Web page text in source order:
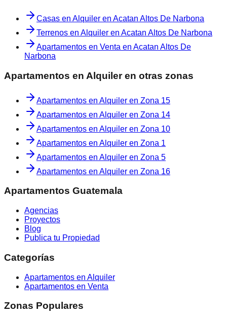
Casas en Alquiler en Acatan Altos De Narbona
Terrenos en Alquiler en Acatan Altos De Narbona
Apartamentos en Venta en Acatan Altos De
Narbona
Apartamentos en Alquileren otras zonas
Apartamentos en Alquiler en Zona 15
Apartamentos en Alquiler en Zona 14
Apartamentos en Alquiler en Zona 10
Apartamentos en Alquiler en Zona 1
Apartamentos en Alquiler en Zona 5
Apartamentos en Alquiler en Zona 16
Apartamentos Guatemala
Agencias
Proyectos
Blog
Publica tu Propiedad
Categorías
Apartamentos en Alquiler
Apartamentos en Venta
Zonas Populares